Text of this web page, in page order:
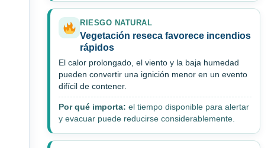
RIESGO NATURAL
Vegetación reseca favorece incendios
rápidos
El calor prolongado, el viento y la baja humedad
pueden convertir una ignición menor en un evento
difícil de contener.
Por qué importa: el tiempo disponible para alertar
y evacuar puede reducirse considerablemente.